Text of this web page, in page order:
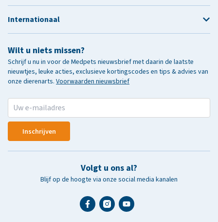
Wilt u niets missen?
Schrijf u nu in voor de Medpets nieuwsbrief met daarin de laatste
nieuwtjes, leuke acties, exclusieve kortingscodes en tips & advies van
onze dierenarts. Voorwaarden nieuwsbrief
Inschrijven
Volgt u ons al?
Blijf op de hoogte via onze social media kanalen
Internationaal